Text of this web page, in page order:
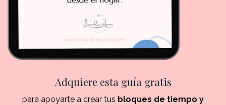
Adquiere esta guía gratis
para apoyarte a crear tus bloques de tiempo y